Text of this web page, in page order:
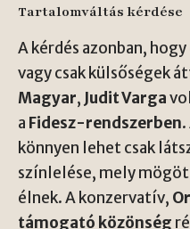
Tartalomváltás kérdése
A kérdés azonban,
vagy csak külsőségek
Magyar, Judit Varga
a Fidesz-rendszerben
könnyen lehet csak
színlelése, mely
élnek. A konzervatív,
támogató közönség